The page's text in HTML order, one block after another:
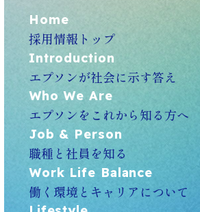
Home
採用情報トップ
Introduction
エプソンが社会に示す答え
Who We Are
エプソンをこれから知る方へ
Job & Person
職種と社員を知る
Work Life Balance
働く環境とキャリアについて